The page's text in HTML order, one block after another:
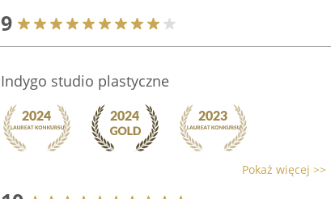
9
Indygo studio plastyczne
Pokaż więcej >>